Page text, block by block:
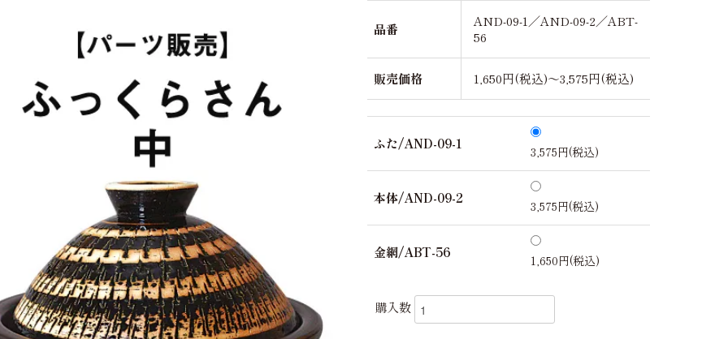
品番
AND-09-1／AND-09-2／ABT-
56
販売価格 1,650円(税込)～3,575円(税込)
ふた/AND-09-1 3,575円(税込)
本体/AND-09-2 3,575円(税込)
金網/ABT-56 1,650円(税込)
購入数